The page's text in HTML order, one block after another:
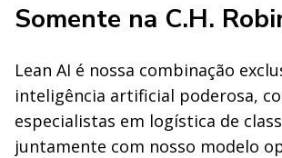
Somente na C.H.
Lean AI é nossa combinação
inteligência artificial poderosa,
especialistas em logística de
juntamente com nosso modelo